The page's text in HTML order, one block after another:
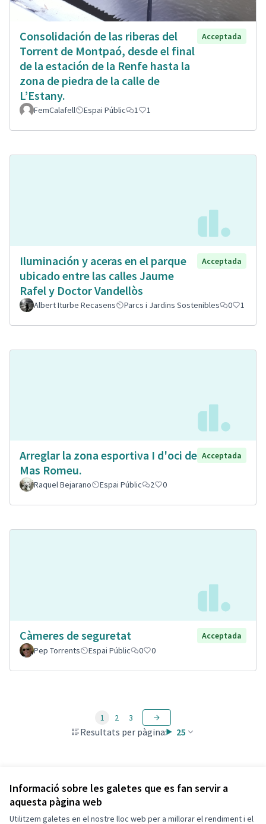
Informació sobre les galetes que es fan servir a
aquesta pàgina web
Utilitzem galetes en el nostre lloc web per a millorar el rendiment i el
Consolidación de las riberas del
Torrent de Montpaó, desde el final
de la estación de la Renfe hasta la
zona de piedra de la calle de
L’Estany.
Acceptada
FemCalafell Espai Públic 1 1
Iluminación y aceras en el parque
ubicado entre las calles Jaume
Rafel y Doctor Vandellòs
Acceptada
Albert Iturbe Recasens Parcs i Jardins Sostenibles 0 1
Arreglar la zona esportiva I d'oci de
Mas Romeu.
Acceptada
Raquel Bejarano Espai Públic 2 0
Càmeres de seguretat
Acceptada
Pep Torrents
Espai Públic 0 0
Resultats per pàgina: 25
1 2 3
Veure totes les propostes retirades
Termes i condicions d'ús